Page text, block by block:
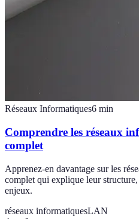
Réseaux Informatiques6 min
Comprendre les réseaux
complet
Apprenez-en davantage sur les
complet qui explique leur
enjeux.
réseaux informatiquesLAN